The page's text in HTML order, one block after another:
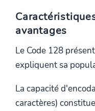
avantages
Le Code 128
expliquent sa
La capacité
caractères)